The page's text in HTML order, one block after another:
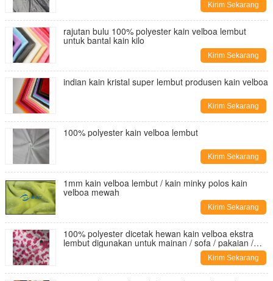
Kirim Sekarang
rajutan bulu 100% polyester kain velboa lembut
untuk bantal kain kilo
Kirim Sekarang
indian kain kristal super lembut produsen kain velboa
Kirim Sekarang
100% polyester kain velboa lembut
Kirim Sekarang
1mm kain velboa lembut / kain minky polos kain
velboa mewah
Kirim Sekarang
100% polyester dicetak hewan kain velboa ekstra
lembut digunakan untuk mainan / sofa / pakaian /
Kirim Sekarang